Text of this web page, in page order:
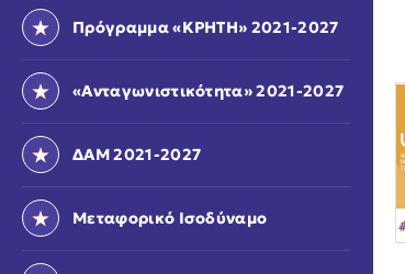
Πρόγραμμα «ΚΡΗΤΗ» 2021-2027
«Ανταγωνιστικότητα» 2021-2027
ΔΑΜ 2021-2027
Μεταφορικό Ισοδύναμο